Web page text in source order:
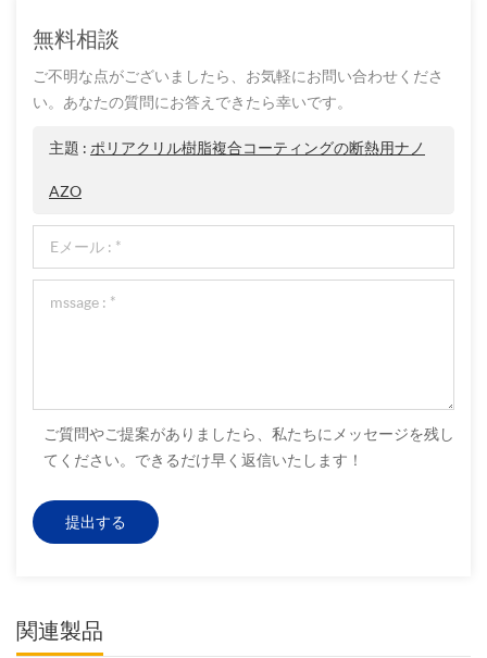
無料相談
ご不明な点がございましたら、お気軽にお問い合わせくださ
い。あなたの質問にお答えできたら幸いです。
主題 : ポリアクリル樹脂複合コーティングの断熱用ナノ
AZO
ご質問やご提案がありましたら、私たちにメッセージを残し
てください。できるだけ早く返信いたします！
関連製品